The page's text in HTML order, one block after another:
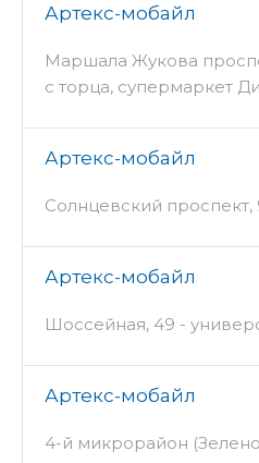
Артекс-мобайл
Маршала Жукова
с торца, супермаркет
Артекс-мобайл
Солнцевский проспект,
Артекс-мобайл
Шоссейная, 49 -
Артекс-мобайл
4-й микрорайон